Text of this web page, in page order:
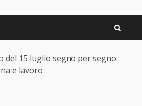
del 15 luglio segno per segno:
e lavoro